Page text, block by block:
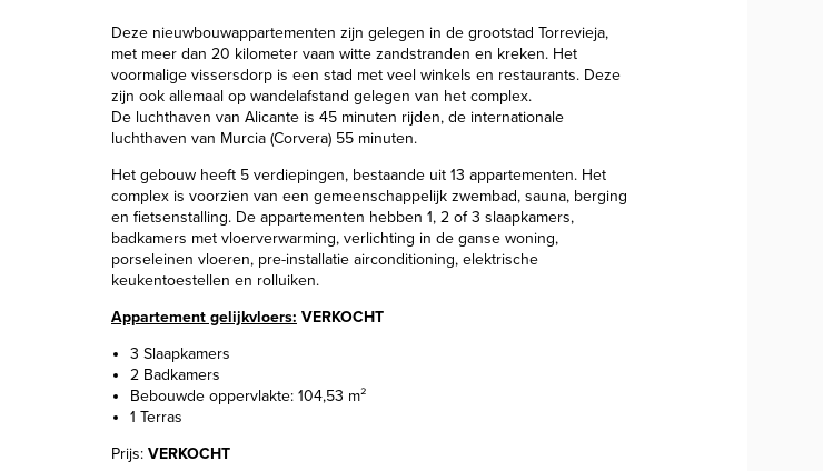
Deze nieuwbouwappartementen zijn gelegen in de grootstad Torrevieja,
met meer dan 20 kilometer vaan witte zandstranden en kreken. Het
voormalige vissersdorp is een stad met veel winkels en restaurants. Deze
zijn ook allemaal op wandelafstand gelegen van het complex.
De luchthaven van Alicante is 45 minuten rijden, de internationale
luchthaven van Murcia (Corvera) 55 minuten.
Het gebouw heeft 5 verdiepingen, bestaande uit 13 appartementen. Het
complex is voorzien van een gemeenschappelijk zwembad, sauna, berging
en fietsenstalling. De appartementen hebben 1, 2 of 3 slaapkamers,
badkamers met vloerverwarming, verlichting in de ganse woning,
porseleinen vloeren, pre-installatie airconditioning, elektrische
keukentoestellen en rolluiken.
Appartement gelijkvloers: VERKOCHT
3 Slaapkamers
2 Badkamers
Bebouwde oppervlakte: 104,53 m²
1 Terras
Prijs: VERKOCHT